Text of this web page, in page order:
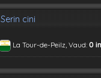
Serin cini
La Tour-de-Peilz, Vaud: 0